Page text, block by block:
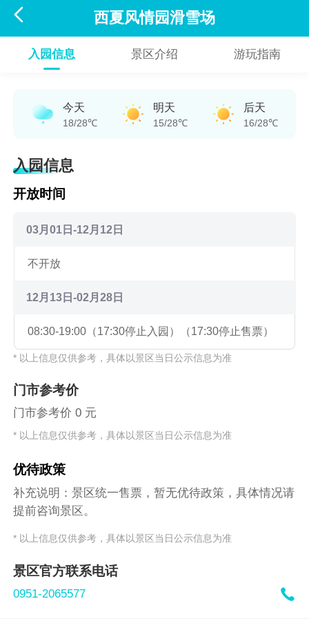
 西夏风情园滑雪场
入园信息 景区介绍 游玩指南
今天
18/28℃
明天
15/28℃
后天
16/28℃
入园信息
开放时间
03月01日-12月12日
不开放
12月13日-02月28日
08:30-19:00（17:30停止入园）（17:30停止售票）
* 以上信息仅供参考，具体以景区当日公示信息为准
门市参考价
门市参考价 0 元
* 以上信息仅供参考，具体以景区当日公示信息为准
优待政策
补充说明：景区统一售票，暂无优待政策，具体情况请
提前咨询景区。
* 以上信息仅供参考，具体以景区当日公示信息为准
景区官方联系电话
0951-2065577 